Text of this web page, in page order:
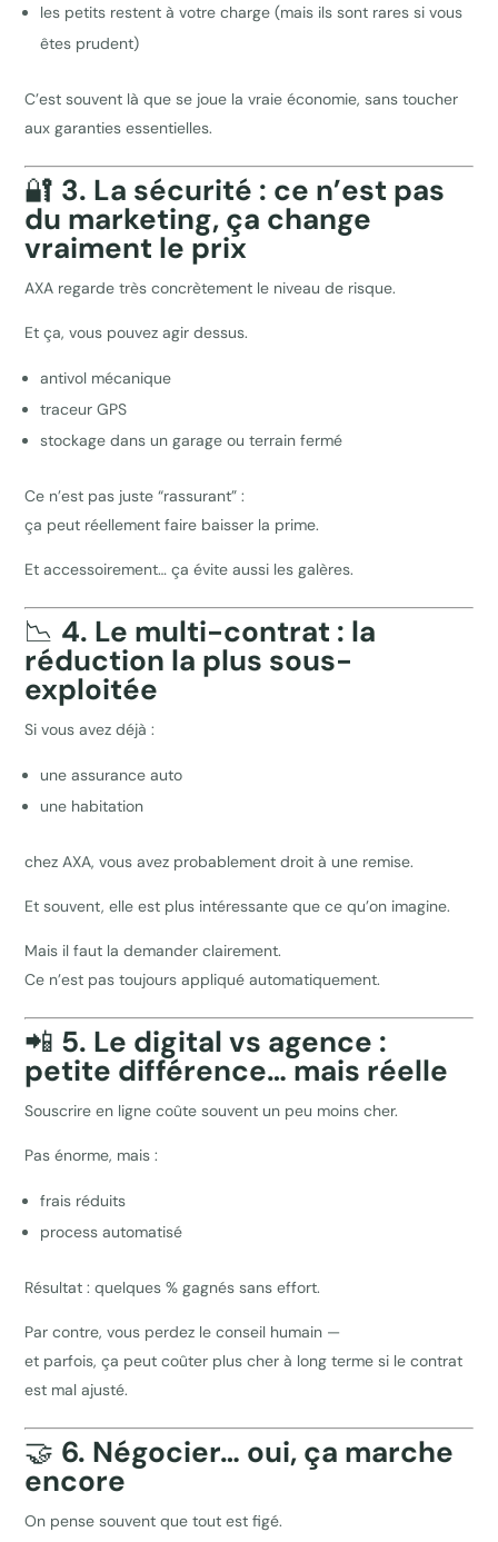
les petits restent à votre charge (mais ils sont rares si vous
êtes prudent)
C’est souvent là que se joue la vraie économie, sans toucher
aux garanties essentielles.
🔐 3. La sécurité : ce n’est pas
du marketing, ça change
vraiment le prix
AXA regarde très concrètement le niveau de risque.
Et ça, vous pouvez agir dessus.
antivol mécanique
traceur GPS
stockage dans un garage ou terrain fermé
Ce n’est pas juste “rassurant” :
ça peut réellement faire baisser la prime.
Et accessoirement… ça évite aussi les galères.
📉 4. Le multi-contrat : la
réduction la plus sous-
exploitée
Si vous avez déjà :
une assurance auto
une habitation
chez AXA, vous avez probablement droit à une remise.
Et souvent, elle est plus intéressante que ce qu’on imagine.
Mais il faut la demander clairement.
Ce n’est pas toujours appliqué automatiquement.
📲 5. Le digital vs agence :
petite différence… mais réelle
Souscrire en ligne coûte souvent un peu moins cher.
Pas énorme, mais :
frais réduits
process automatisé
Résultat : quelques % gagnés sans effort.
Par contre, vous perdez le conseil humain —
et parfois, ça peut coûter plus cher à long terme si le contrat
est mal ajusté.
🤝 6. Négocier… oui, ça marche
encore
On pense souvent que tout est figé.